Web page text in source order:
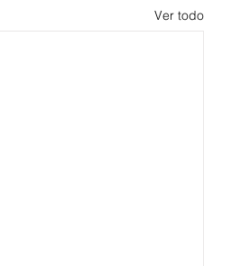
Ver todo